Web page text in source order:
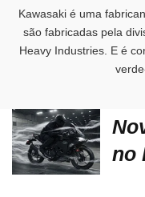
Kawasaki é uma
são fabricadas pela
Heavy Industries. E é
no